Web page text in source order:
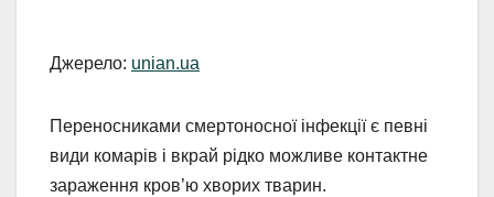
Джерело: unian.ua
Переносниками смертоносної інфекції є певні
види комарів і вкрай рідко можливе контактне
зараження кров’ю хворих тварин.